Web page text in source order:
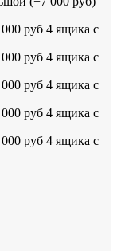
4 ящика с
4 ящика с
4 ящика с
4 ящика с
4 ящика с